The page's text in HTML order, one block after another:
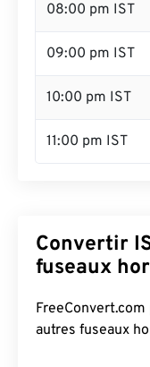
08:00 pm IST
09:00 pm IST
10:00 pm IST
11:00 pm IST
Convertir
fuseaux
autres fuseaux